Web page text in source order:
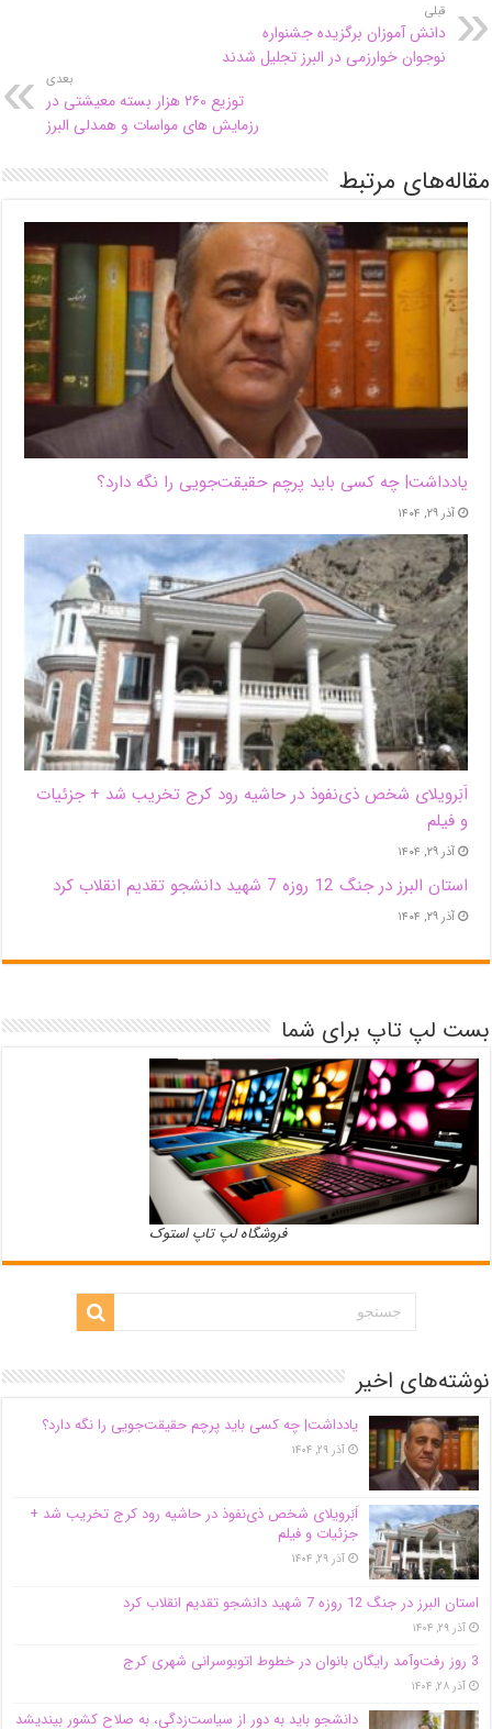
قبلی
دانش آموزان برگزیده جشنواره
نوجوان خوارزمی در البرز تجلیل شدند
بعدی
توزیع ۲۶۰ هزار بسته معیشتی در
رزمایش های مواسات و همدلی البرز
مقاله‌های مرتبط
یادداشت| ‌چه کسی باید پرچم حقیقت‌جویی را نگه دارد؟
آذر ۲۹, ۱۴۰۴
اَبَر‌ویلای شخص ذی‌نفوذ در حاشیه‌ رود کرج تخریب شد + جزئیات
و فیلم
آذر ۲۹, ۱۴۰۴
استان البرز در جنگ 12 روزه 7 شهید دانشجو تقدیم انقلاب کرد
آذر ۲۹, ۱۴۰۴
بست لپ تاپ برای شما
فروشگاه لپ تاپ استوک
نوشته‌های اخیر
یادداشت| ‌چه کسی باید پرچم حقیقت‌جویی را نگه دارد؟
آذر ۲۹, ۱۴۰۴
اَبَر‌ویلای شخص ذی‌نفوذ در حاشیه‌ رود کرج تخریب شد +
جزئیات و فیلم
آذر ۲۹, ۱۴۰۴
استان البرز در جنگ 12 روزه 7 شهید دانشجو تقدیم انقلاب کرد
آذر ۲۹, ۱۴۰۴
3 روز رفت‌وآمد رایگان بانوان در خطوط اتوبوسرانی شهری کرج
آذر ۲۸, ۱۴۰۴
دانشجو باید به دور از سیاست‌زدگی، به صلاح کشور بیندیشد